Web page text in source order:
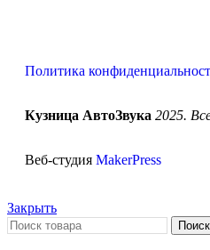
Политика
Кузница АвтоЗвука 2025.
Веб-студия MakerPress
Закрыть
Поиск